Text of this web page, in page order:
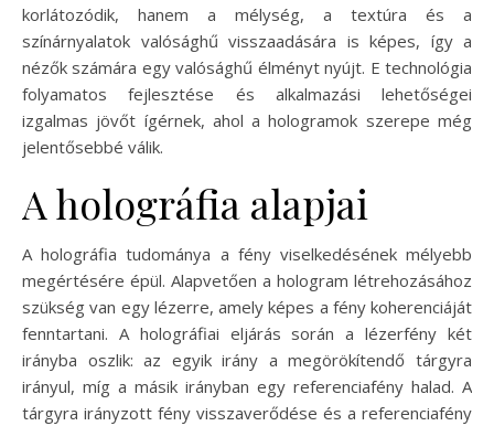
korlátozódik, hanem a mélység, a textúra és a
színárnyalatok valósághű visszaadására is képes, így a
nézők számára egy valósághű élményt nyújt. E technológia
folyamatos fejlesztése és alkalmazási lehetőségei
izgalmas jövőt ígérnek, ahol a hologramok szerepe még
jelentősebbé válik.
A holográfia alapjai
A holográfia tudománya a fény viselkedésének mélyebb
megértésére épül. Alapvetően a hologram létrehozásához
szükség van egy lézerre, amely képes a fény koherenciáját
fenntartani. A holográfiai eljárás során a lézerfény két
irányba oszlik: az egyik irány a megörökítendő tárgyra
irányul, míg a másik irányban egy referenciafény halad. A
tárgyra irányzott fény visszaverődése és a referenciafény